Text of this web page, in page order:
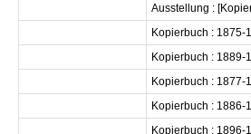
Ausstellung :
Kopierbuch : 1875-
Kopierbuch : 1889-
Kopierbuch : 1877-
Kopierbuch : 1886-
Kopierbuch : 1896-